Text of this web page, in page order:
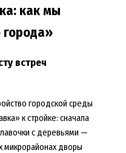
как мы
встреч
городской среды
к стройке: сначала
с деревьями —
микрорайонах дворы